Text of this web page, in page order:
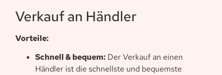
Verkauf an Händler
Vorteile:
Schnell & bequem:Der Verkauf an einen
Händler ist die schnellste und bequemste